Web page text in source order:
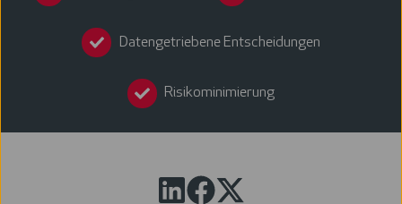
Datengetriebene Entscheidungen
Risikominimierung